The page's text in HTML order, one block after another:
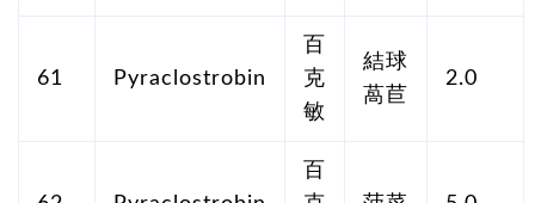
61 Pyraclostrobin
百
克
敏
結球
萵苣
2.0
百